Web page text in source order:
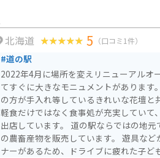
北海道 5 （口コミ1件）
#道の駅
2022年4月に場所を変えリニューアルオ
てすぐに大きなモニュメントがあります。 地元の高校生や地域
の方が手入れ等しているきれいな花壇と
軽食だけではなく食事処が充実していて
出店しています。 道の駅ならではの地元で採れた野菜や花など
の農畜産物を販売しています。 遊具な
ナーがあるため、ドライブに疲れた子ど